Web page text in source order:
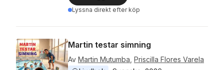
Lyssna direkt efter köp
Martin testar simning
Av Martin Mutumba Priscilla Flores Varela